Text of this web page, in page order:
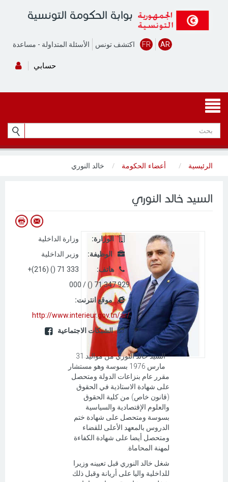
بوابة الحكومة التونسية
الأسئلة المتداولة - مساعدة اكتشف تونس FR AR
حسابي
الرئيسية أعضاء الحكومة خالد النوري
السيد خالد النوري
:الوزارة
وزارة الداخلية
:الوظيفة
وزير الداخلية
:هاتف
+(216) () 71 333
000 / () 71 347 929
:موقع انترنت
http://www.interieur.gov.tn/ar/
الشبكات الاجتماعية
السيد خالد النوري من مواليد 31
مارس 1976 بسوسة وهو مستشار
مقرر عام بنزاعات الدولة ومتحصل
على شهادة الاستاذية في الحقوق
(قانون خاص) من كلية الحقوق
والعلوم الإقتصادية والسياسية
بسوسة ومتحصل على شهادة ختم
الدروس بالمعهد الأعلى للقضاء
ومتحصل أيضا على شهادة الكفاءة
لمهنة المحاماة.
شغل خالد النوري قبل تعيينه وزيرا
للداخلية واليا على أريانة وقبل ذلك